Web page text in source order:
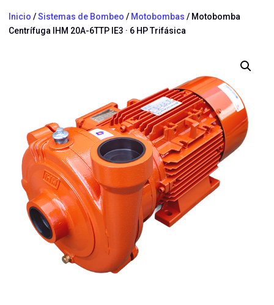
Inicio /Sistemas de Bombeo / Motobombas / Motobomba
Centrífuga IHM 20A-6TTP IE3 · 6 HP Trifásica